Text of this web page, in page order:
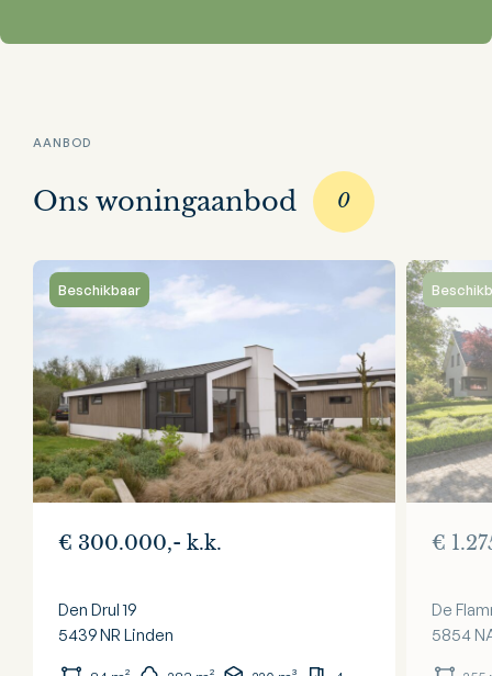
AANBOD
Ons woningaanbod 0
Beschikbaar
€ 300.000,- k.k.
Den Drul 19
5439 NR Linden
€
De
5854